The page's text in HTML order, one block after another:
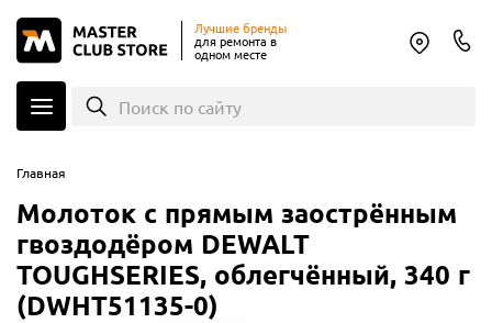
Лучшие бренды
для ремонта в
одном месте
Поиск по сайту
Главная
Молоток с прямым заострённым
гвоздодёром DEWALT
TOUGHSERIES, облегчённый, 340 г
(DWHT51135-0)